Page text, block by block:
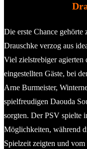
Die erste Chance
Drauschke verzog aus
Viel zielstrebiger
eingestellten Gäste, bei
Arne Burmeister,
spielfreudigen Daouda
sorgten. Der PSV spielte
Möglichkeiten, während
Spielzeit zeigten und